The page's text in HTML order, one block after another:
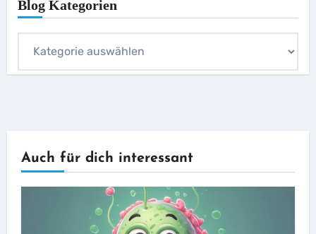
Blog Kategorien
Kategorien
Auch für dich interessant